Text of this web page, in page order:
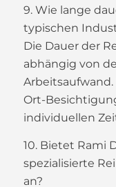
9. Wie lange
typischen
Die Dauer der
abhängig von
Ort-
individuellen
10. Bietet Rami
spezialisierte
an?